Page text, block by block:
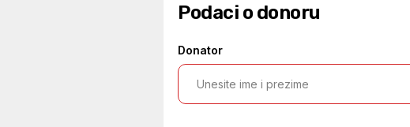
Podaci o donoru
Donator